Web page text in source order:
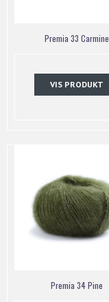
Premia 33 Carmine
VIS PRODUKT
Premia 34 Pine